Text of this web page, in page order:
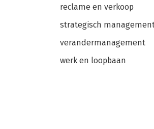
reclame en verkoop
strategisch
verandermanagement
werk en loopbaan